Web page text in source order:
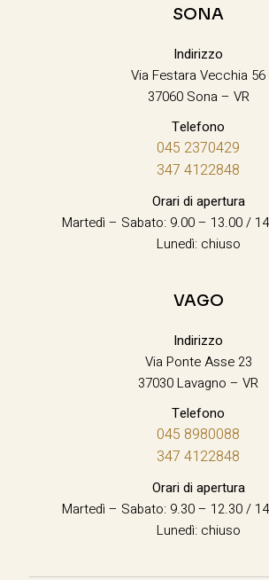
SONA
Indirizzo
Via Festara Vecchia 56
37060 Sona – VR
Telefono
045 2370429
347 4122848
Orari di apertura
Martedì – Sabato: 9.00 – 13.00 /
Lunedì: chiuso
VAGO
Indirizzo
Via Ponte Asse 23
37030 Lavagno – VR
Telefono
045 8980088
347 4122848
Orari di apertura
Martedì – Sabato: 9.30 – 12.30 /
Lunedì: chiuso